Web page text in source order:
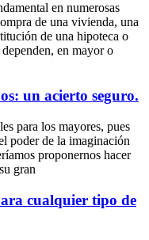
en numerosas
de una vivienda, una
de una hipoteca o
en mayor o
un acierto seguro.
para los mayores, pues
poder de la imaginación
proponernos hacer
gran
cualquier tipo de